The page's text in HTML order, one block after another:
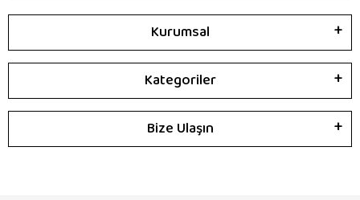
Kurumsal
Kategoriler
Bize Ulaşın